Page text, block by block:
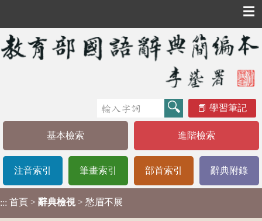
☰
學習筆記
基本檢索 進階檢索
注音索引 筆畫索引 部首索引 辭典附錄
::: 首頁 > 辭典檢視 > 愁眉不展